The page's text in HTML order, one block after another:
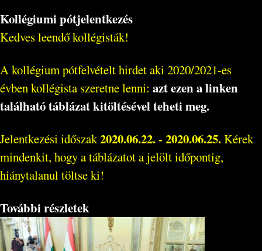
Kollégiumi pótjelentkezés
Kedves leendő kollégisták!
A kollégium pótfelvételt hirdet aki 2020/2021-es
évben kollégista szeretne lenni: azt ezen a linken
található táblázat kitöltésével teheti meg.
Jelentkezési időszak2020.06.22. - 2020.06.25.Kérek
mindenkit, hogy a táblázatot a jelölt időpontig,
hiánytalanul töltse ki!
További részletek